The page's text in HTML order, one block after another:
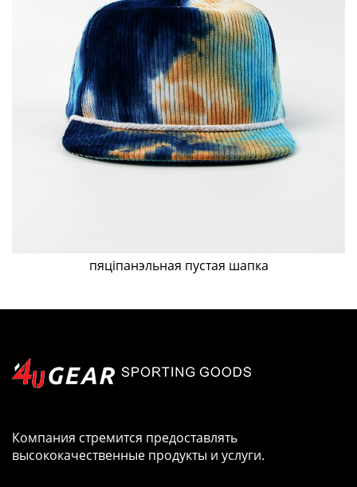
пяціпанэльная пустая шапка
Компания стремится предоставлять
высококачественные продукты и услуги.